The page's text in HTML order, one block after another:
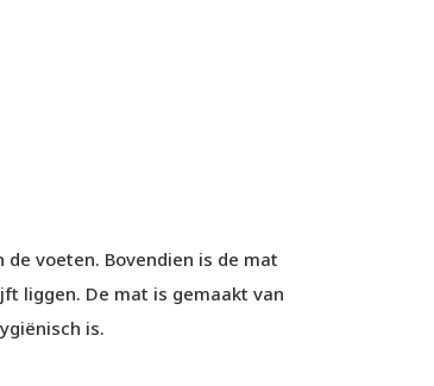
voeten. Bovendien is de mat
liggen. De mat is gemaakt van
is.